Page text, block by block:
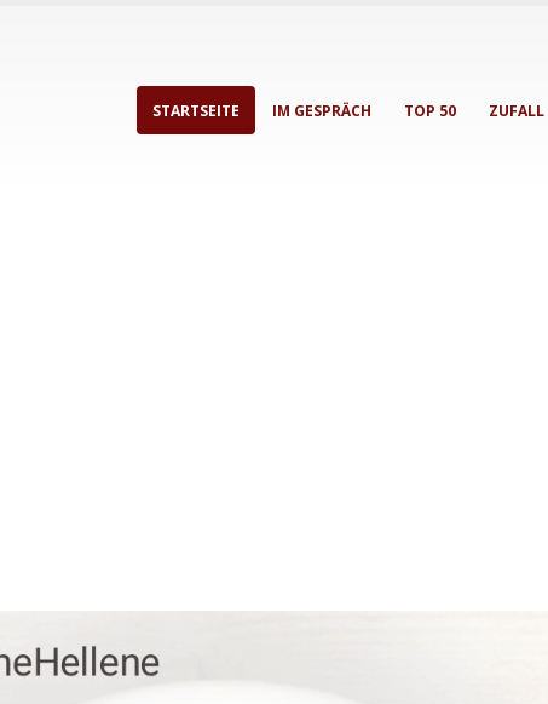
STARTSEITE IM GESPRÄCH TOP 50 ZUFALL